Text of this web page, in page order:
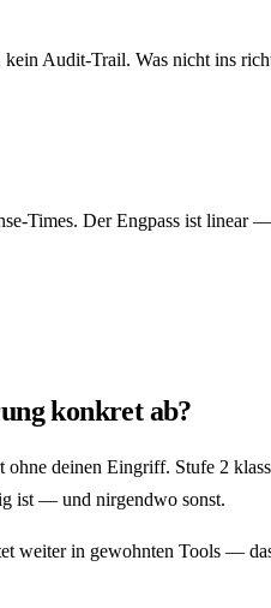
Audit-Trail. Was nicht ins
Times. Der Engpass ist
konkret ab?
ohne deinen Eingriff. Stufe 2
ist — und nirgendwo sonst.
weiter in gewohnten Tools —